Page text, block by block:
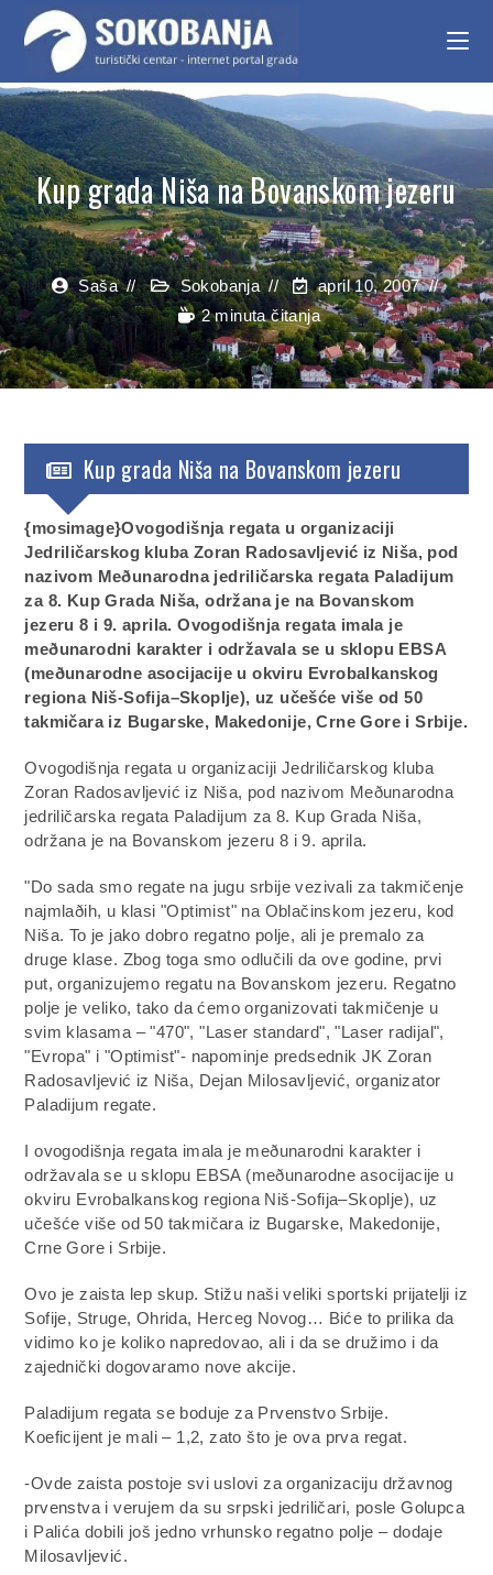
Kup grada Niša na Bovanskom jezeru
Saša Sokobanja
april 10, 2007
2 minuta čitanja
Kup grada Niša na Bovanskom jezeru
{mosimage}Ovogodišnja regata u organizaciji
Jedriličarskog kluba Zoran Radosavljević iz Niša, pod
nazivom Meðunarodna jedriličarska regata Paladijum
za 8. Kup Grada Niša, održana je na Bovanskom
jezeru 8 i 9. aprila. Ovogodišnja regata imala je
meðunarodni karakter i održavala se u sklopu EBSA
(meðunarodne asocijacije u okviru Evrobalkanskog
regiona Niš-Sofija–Skoplje), uz učešće više od 50
takmičara iz Bugarske, Makedonije, Crne Gore i Srbije.
Ovogodišnja regata u organizaciji Jedriličarskog kluba
Zoran Radosavljević iz Niša, pod nazivom Meðunarodna
jedriličarska regata Paladijum za 8. Kup Grada Niša,
održana je na Bovanskom jezeru 8 i 9. aprila.
"Do sada smo regate na jugu srbije vezivali za takmičenje
najmlaðih, u klasi "Optimist" na Oblačinskom jezeru, kod
Niša. To je jako dobro regatno polje, ali je premalo za
druge klase. Zbog toga smo odlučili da ove godine, prvi
put, organizujemo regatu na Bovanskom jezeru. Regatno
polje je veliko, tako da ćemo organizovati takmičenje u
svim klasama – "470", "Laser standard", "Laser radijal",
"Evropa" i "Optimist"- napominje predsednik JK Zoran
Radosavljević iz Niša, Dejan Milosavljević, organizator
Paladijum regate.
I ovogodišnja regata imala je meðunarodni karakter i
održavala se u sklopu EBSA (meðunarodne asocijacije u
okviru Evrobalkanskog regiona Niš-Sofija–Skoplje), uz
učešće više od 50 takmičara iz Bugarske, Makedonije,
Crne Gore i Srbije.
Ovo je zaista lep skup. Stižu naši veliki sportski prijatelji iz
Sofije, Struge, Ohrida, Herceg Novog… Biće to prilika da
vidimo ko je koliko napredovao, ali i da se družimo i da
zajednički dogovaramo nove akcije.
Paladijum regata se boduje za Prvenstvo Srbije.
Koeficijent je mali – 1,2, zato što je ova prva regat.
-Ovde zaista postoje svi uslovi za organizaciju državnog
prvenstva i verujem da su srpski jedriličari, posle Golupca
i Palića dobili još jedno vrhunsko regatno polje – dodaje
Milosavljević.